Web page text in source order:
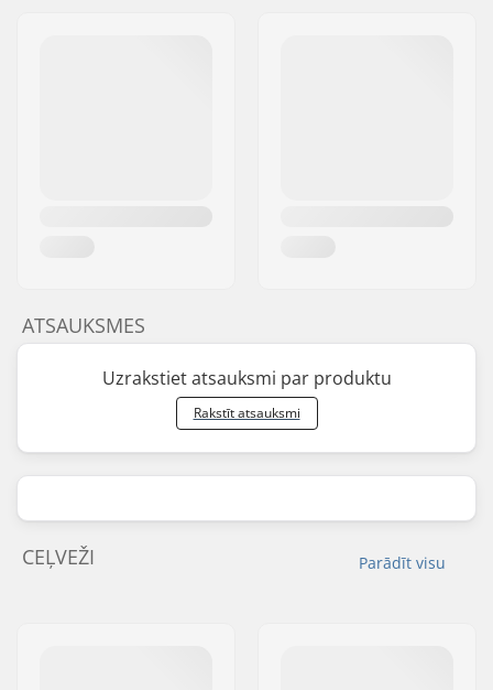
ATSAUKSMES
Uzrakstiet atsauksmi par produktu
Rakstīt atsauksmi
Parādīt visu
CEĻVEŽI